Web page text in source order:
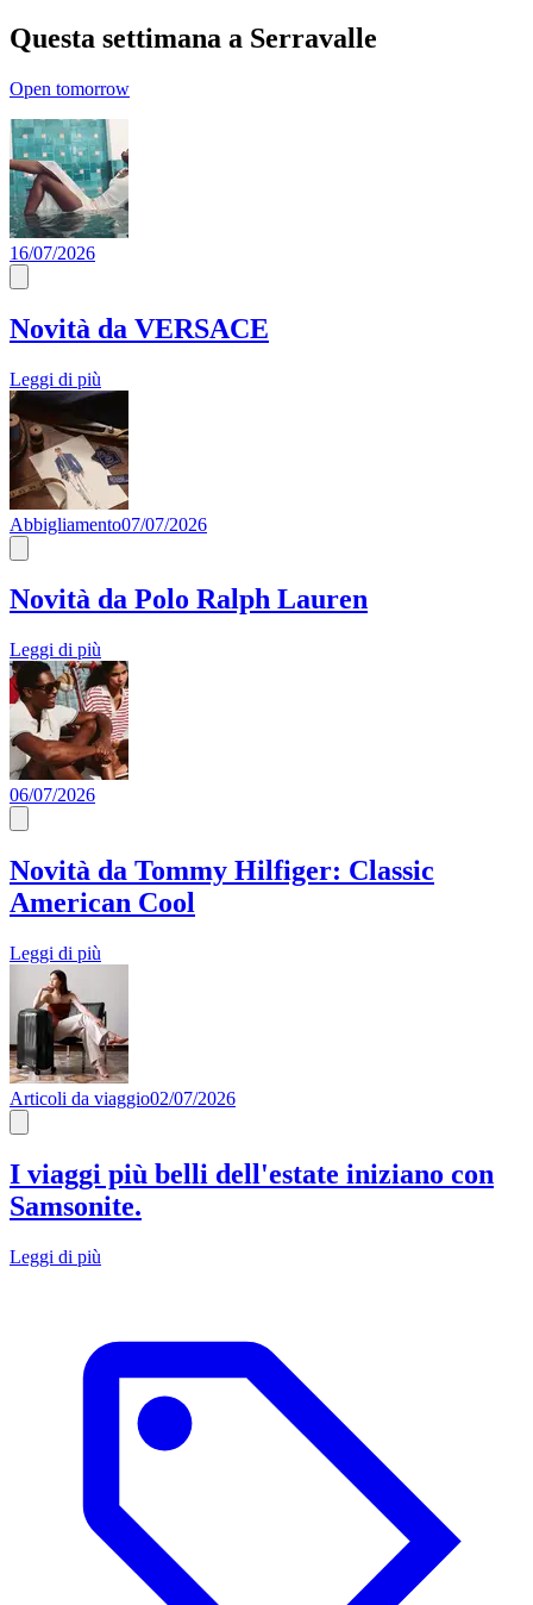
Questa settimana a Serravalle
Open tomorrow
16/07/2026
Novità da VERSACE
Leggi di più
Abbigliamento07/07/2026
Novità da Polo Ralph Lauren
Leggi di più
06/07/2026
Novità da Tommy Hilfiger: Classic
American Cool
Leggi di più
Articoli da viaggio02/07/2026
I viaggi più belli dell'estate iniziano con
Samsonite.
Leggi di più